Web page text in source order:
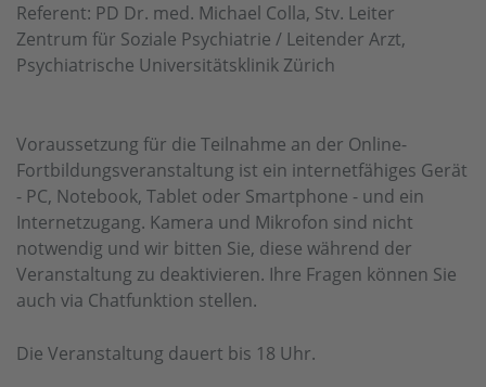
Referent: PD Dr. med. Michael Colla, Stv. Leiter
Zentrum für Soziale Psychiatrie / Leitender Arzt,
Psychiatrische Universitätsklinik Zürich
Voraussetzung für die Teilnahme an der Online-
Fortbildungsveranstaltung ist ein internetfähiges Gerät
- PC, Notebook, Tablet oder Smartphone - und ein
Internetzugang. Kamera und Mikrofon sind nicht
notwendig und wir bitten Sie, diese während der
Veranstaltung zu deaktivieren. Ihre Fragen können Sie
auch via Chatfunktion stellen.
Die Veranstaltung dauert bis 18 Uhr.